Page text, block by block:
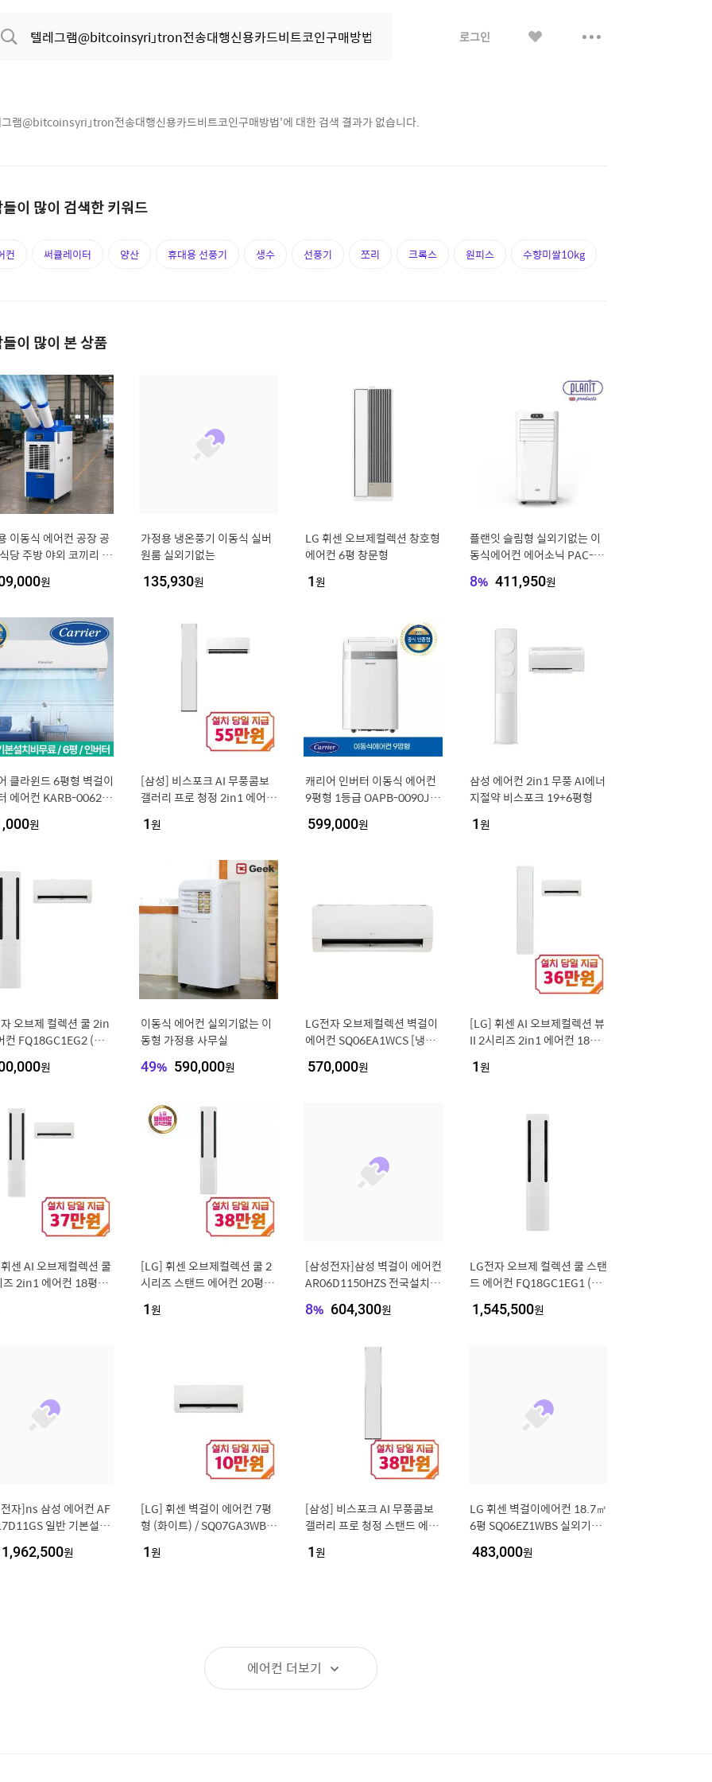
로그인 보
램@bitcoinsyri」tron전송대행신용카드비트코인구매방법'에 대한 검색 결과가 없습니다.
이 많이 검색한 키워드
컨 써큘레이터 양산 휴대용 선풍기 생수 선풍기 쪼리 크록스 원피스 수향미쌀10kg
이 많이 본 상품
이동식 에어컨 공장 공
당 주방 야외 코끼리 실
원
가정용 냉온풍기 이동식 실버
원룸 실외기없는
135,930원
LG 휘센 오브제컬렉션 창호형
에어컨 6평 창문형
1원
플랜잇 슬림형 실외기없는 이
동식에어컨 에어소닉 PAC-90
8% 411,950원
클라윈드 6평형 벽걸이
에어컨 KARB-0062F
료, 실외기포함
원
[삼성] 비스포크 AI 무풍콤보
갤러리 프로 청정 2in1 에어컨
트/에센셜 화이트) / AF90H1
1원
캐리어 인버터 이동식 에어컨
9평형 1등급 OAPB-0090JD
599,000원
삼성 에어컨 2in1 무풍 AI에너
지절약 비스포크 19+6평형
1원
오브제 컬렉션 쿨 2in
컨 FQ18GC1EG2 (일
외기포함) [전국설치비
원
이동식 에어컨 실외기없는 이
동형 가정용 사무실
49% 590,000원
LG전자 오브제컬렉션 벽걸이
에어컨 SQ06EA1WCS [냉방
치비동일]
570,000원
[LG] 휘센 AI 오브제컬렉션 뷰
II 2시리즈 2in1 에어컨 18평
Q18GU2EA2
1원
센 AI 오브제컬렉션 쿨
즈 2in1 에어컨 18평형
[LG] 휘센 오브제컬렉션 쿨 2
시리즈 스탠드 에어컨 20평형
A1
1원
[삼성전자]삼성 벽걸이 에어컨
AR06D1150HZS 전국설치 실
5925852]
8% 604,300원
LG전자 오브제 컬렉션 쿨 스탠
드 에어컨 FQ18GC1EG1 (일
기포함) [전국설치비동일]
1,545,500원
자]ns 삼성 에어컨 AF
일반 기본설치
1,962,500원
[LG] 휘센 벽걸이 에어컨 7평
형 (화이트) / SQ07GA3WBS
1원
[삼성] 비스포크 AI 무풍콤보
갤러리 프로 청정 스탠드 에어
센셜 화이트) / AF90H17D35
1원
LG 휘센 벽걸이에어컨 18.7㎡
6평 SQ06EZ1WBS 실외기포
483,000원
에어컨 더보기